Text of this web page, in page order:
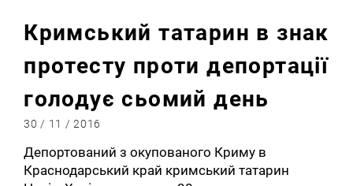
Кримський татарин в знак
протесту проти депортації
голодує сьомий день
30 / 11 / 2016
Депортований з окупованого Криму в
Краснодарський край кримський татарин